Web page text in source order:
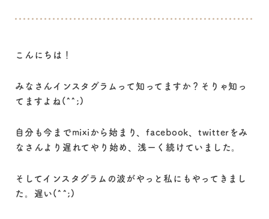
こんにちは！
みなさんインスタグラムって知ってますか？そりゃ知っ
てますよね(^^;)
自分も今までmixiから始まり、facebook、twitterをみ
なさんより遅れてやり始め、浅ーく続けていました。
そしてインスタグラムの波がやっと私にもやってきまし
た。遅い(^^;)